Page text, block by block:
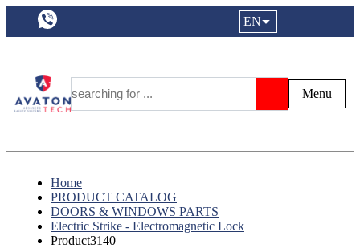
a11y.languageSelection:
EN
Menu
Search
Home
PRODUCT CATALOG
DOORS & WINDOWS PARTS
Electric Strike - Electromagnetic Lock
Product3140